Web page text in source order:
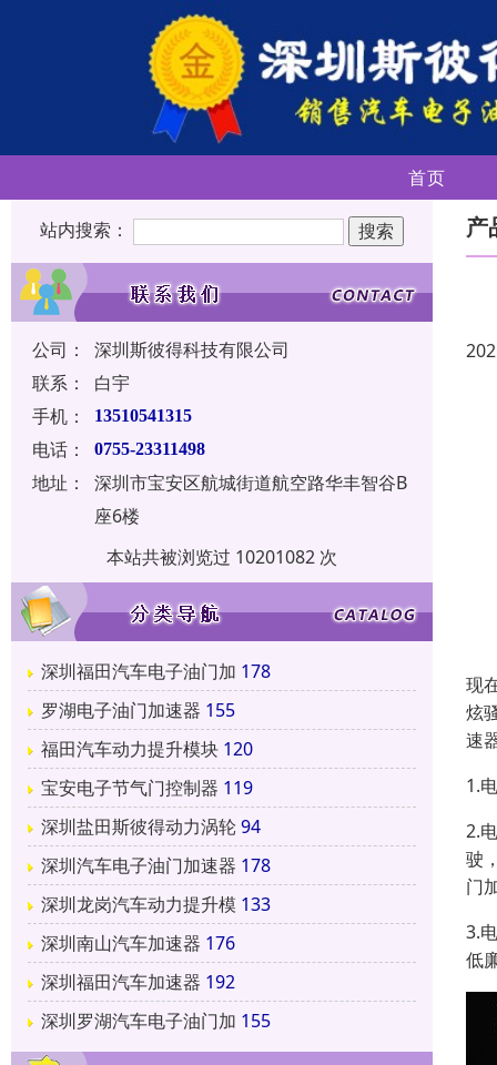
首页
站内搜索：
公司：
深圳斯彼得科技有限公司
联系：
白宇
手机：
13510541315
电话： 0755-23311498
地址：
深圳市宝安区航城街道航空路华丰智谷B
座6楼
本站共被浏览过 10201082 次
深圳福田汽车电子油门加 178
罗湖电子油门加速器 155
福田汽车动力提升模块 120
宝安电子节气门控制器 119
深圳盐田斯彼得动力涡轮94
深圳汽车电子油门加速器 178
深圳龙岗汽车动力提升模 133
深圳南山汽车加速器 176
深圳福田汽车加速器 192
深圳罗湖汽车电子油门加 155
产
现
炫
速
1.
2.
驶
门
3.
低